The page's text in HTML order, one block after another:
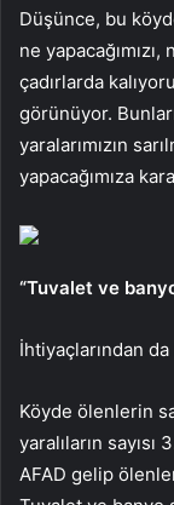
Düşünce, bu
ne
çadırlarda
görünüyor.
yaralarımızın
yapacağımıza
“Tuvalet ve
İhtiyaçlarından
Köyde ölenlerin
yaralıların sayısı
AFAD gelip